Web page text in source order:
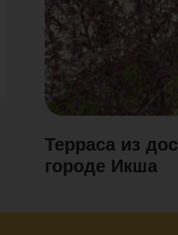
Терраса из
городе Икша